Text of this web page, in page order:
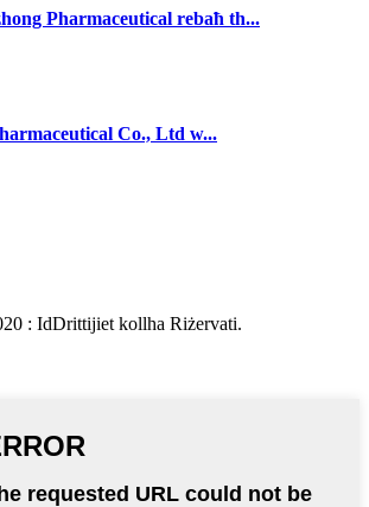
Pharmaceutical rebaħ th...
Co., Ltd w...
: IdDrittijiet kollha Riżervati.